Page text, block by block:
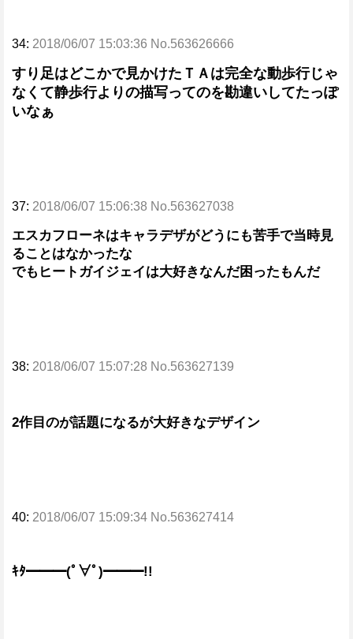
34: 2018/06/07 15:03:36 No.563626666
すり足はどこかで見かけたＴＡは完全な動歩行じゃ
なくて静歩行よりの描写ってのを勘違いしてたっぽ
いなぁ
37: 2018/06/07 15:06:38 No.563627038
エスカフローネはキャラデザがどうにも苦手で当時見
ることはなかったな
でもヒートガイジェイは大好きなんだ困ったもんだ
38: 2018/06/07 15:07:28 No.563627139
2作目のが話題になるが大好きなデザイン
40: 2018/06/07 15:09:34 No.563627414
ｷﾀ━━━(ﾟ∀ﾟ)━━━!!